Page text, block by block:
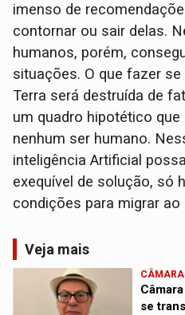
imenso de
contornar ou sair delas.
humanos, porém,
situações. O que fazer
Terra será destruída de
um quadro hipotético
nenhum ser humano.
inteligência Artificial
exequível de solução, só
condições para migrar ao
Veja mais
se